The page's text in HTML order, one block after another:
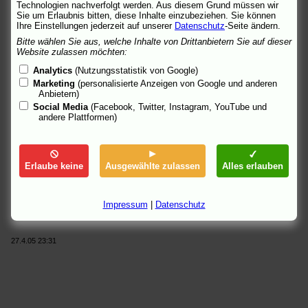
für Christian
Max und Moritz Reloaded - Rotzlöffel werden ins Boot-Camp
verbannt
Mission en enfer - Mission des Grauens- rein humanitäre Hilfe,
scheinbar
Mondovino - Die Welt des Weines- der vehemente Kampf um
seine Seele
Nachbarinnen - die geheimnisvoll-faszinierende polnische
Nachbarin Jola
The Life and Death of Peter Sellers
- sein albtraumhaftes
totaler Anarchie
Zimt und Koriander- Gewürze haben magische und heilende
Fähigkeiten
Film-Zeit, beim Perlentaucher
"Links".
27.4.05 23:31
Technologien nachverfolgt werden. Aus diesem Grund müssen wir
Sie um Erlaubnis bitten, diese Inhalte einzubeziehen. Sie können
Ihre Einstellungen jederzeit auf unserer Datenschutz-Seite ändern.
Bitte wählen Sie aus, welche Inhalte von Drittanbietern Sie auf dieser
Website zulassen möchten:
Analytics (Nutzungsstatistik von Google)
Marketing (personalisierte Anzeigen von Google und anderen
Anbietern)
Social Media (Facebook, Twitter, Instagram, YouTube und
andere Plattformen)
Erlaube keine Ausgewählte zulassen Alles erlauben
Impressum Datenschutz